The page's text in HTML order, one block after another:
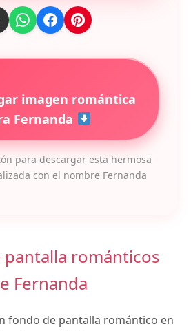
imagen romántica
Fernanda
para descargar esta hermosa
con el nombre Fernanda
pantalla románticos
Fernanda
fondo de pantalla romántico en